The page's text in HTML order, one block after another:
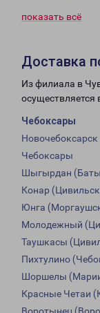
показать всё
Доставка
Из филиала в
осуществляется
Чебоксары
Новочебоксарск
Чебоксары
Шыгырдан
Конар
Юнга
Молодежный
Таушкасы
Пихтулино
Шоршелы
Красные Четаи